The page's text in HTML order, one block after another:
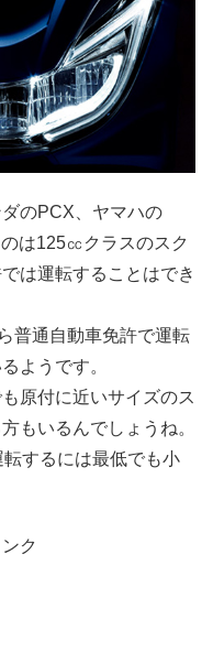
のPCX、ヤマハの
は125㏄クラスのスク
は運転することはでき
普通自動車免許で運転
ようです。
原付に近いサイズのス
もいるんでしょうね。
するには最低でも小
ク